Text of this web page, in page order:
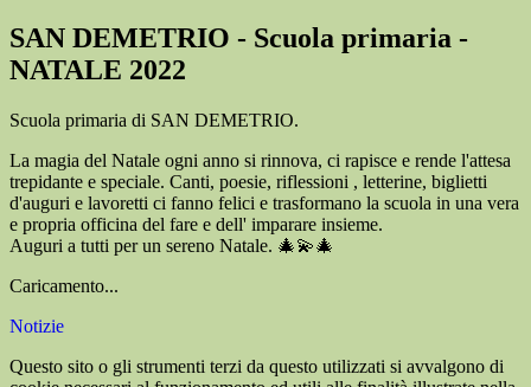
SAN DEMETRIO - Scuola primaria -
NATALE 2022
Scuola primaria di SAN DEMETRIO.
La magia del Natale ogni anno si rinnova, ci rapisce e rende l'attesa
trepidante e speciale. Canti, poesie, riflessioni , letterine, biglietti
d'auguri e lavoretti ci fanno felici e trasformano la scuola in una vera
e propria officina del fare e dell' imparare insieme.
Auguri a tutti per un sereno Natale. 🎄💫🎄
Caricamento...
Notizie
Questo sito o gli strumenti terzi da questo utilizzati si avvalgono di